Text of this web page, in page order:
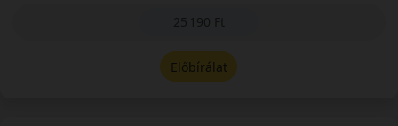
25 190 Ft
Előbírálat